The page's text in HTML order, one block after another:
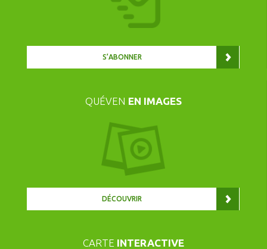
S’ABONNER
QUÉVEN EN IMAGES
DÉCOUVRIR
CARTE INTERACTIVE